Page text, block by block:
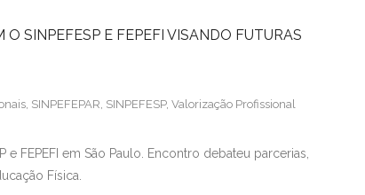
SINPEFESP E FEPEFI VISANDO FUTURAS
SINPEFEPAR SINPEFESP, Valorização Profissional
e FEPEFI em São Paulo. Encontro debateu parcerias,
Física.